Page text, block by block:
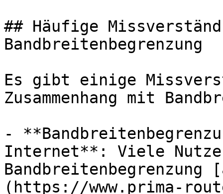
## Häufige
Bandbreitenbegrenzung
Es gibt einige
Zusammenhang mit
-
Internet**: Viele
Bandbreitenbegrenzung
(https://www.prima-